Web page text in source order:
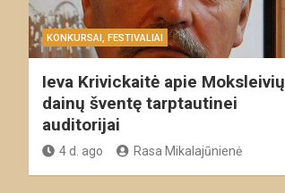
KONKURSAI, FESTIVALIAI
Ieva Krivickaitė apie Moksleivių
dainų šventę tarptautinei
auditorijai
4 d. ago Rasa Mikalajūnienė